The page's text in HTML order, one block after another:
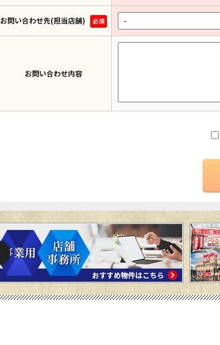
お問い合わせ先(担当店舗) 必須
お問い合わせ内容